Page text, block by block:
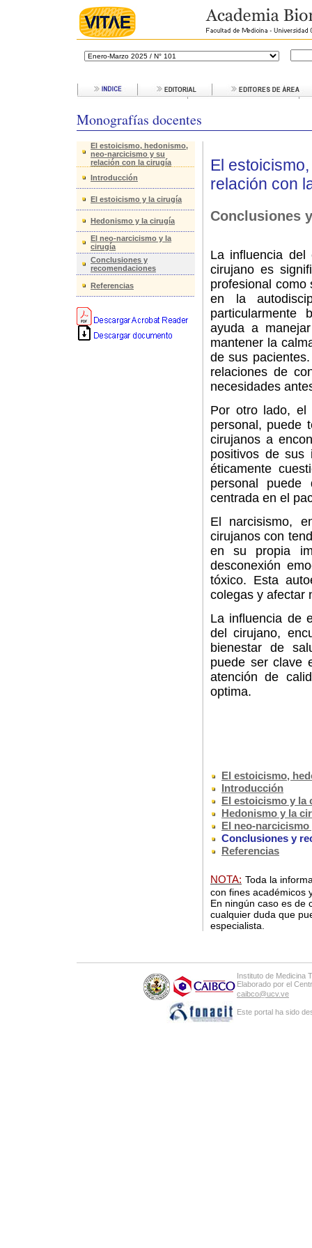
Monografías docentes
El estoicismo, hedonismo,
neo-narcicismo y su
relación con la cirugía
Introducción
El estoicismo y la cirugía
Hedonismo y la cirugía
El neo-narcicismo y la
cirugía
Conclusiones y
recomendaciones
Referencias
El
relación con
Conclusiones
La influencia del
cirujano es
profesional como
en la
particularmente
ayuda a
mantener la
de sus
relaciones de
necesidades
Por otro lado, el
personal, puede
cirujanos a
positivos de sus
éticamente
personal
centrada en el
El narcisismo,
cirujanos con
en su propia
desconexión
tóxico. Esta
colegas y afectar
La influencia de
del cirujano,
bienestar de
puede ser clave
atención de
optima.
El estoicismo,
Introducción
El estoicismo y la
Hedonismo y la
El neo-
Conclusiones y
Referencias
NOTA: Toda la
con fines académicos
En ningún caso es de
cualquier duda que
especialista.
Instituto de Medicina
Elaborado por el
caibco@ucv.ve
Este portal ha sido